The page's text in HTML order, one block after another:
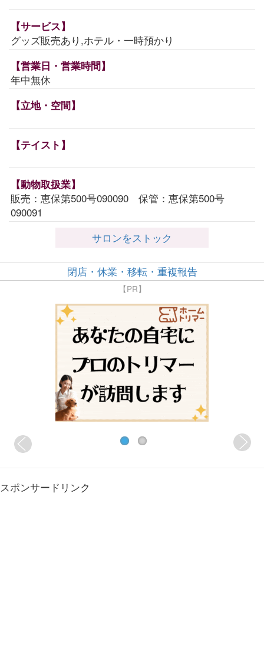
【サービス】
グッズ販売あり,ホテル・一時預かり
【営業日・営業時間】
年中無休
【立地・空間】
【テイスト】
【動物取扱業】
販売：恵保第500号090090 保管：恵保第500号
090091
サロンをストック
閉店・休業・移転・重複報告
【PR】
スポンサードリンク